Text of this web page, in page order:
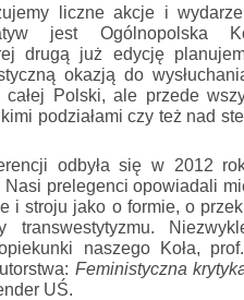
liczne akcje i
jest Ogólnopolska
drugą już edycję
okazją do
Polski, ale przede
podziałami czy też nad
odbyła się w 2012
Nasi prelegenci opowiadali
i stroju jako o formie, o
transwestytyzmu.
naszego Koła,
Feministyczna
UŚ.